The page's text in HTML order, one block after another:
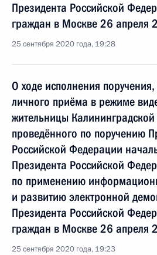
Президента Российской
граждан в Москве 26 апреля
25 сентября 2020 года, 19:28
О ходе исполнения
личного приёма в режиме
жительницы Калининградской
проведённого по поручению
Российской Федерации
Президента Российской
по применению
и развитию электронной
Президента Российской
граждан в Москве 26 апреля
25 сентября 2020 года, 19:23